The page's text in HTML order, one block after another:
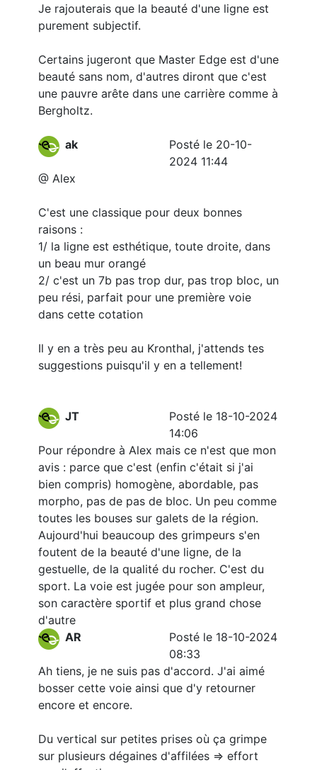
Je rajouterais que la beauté d'une ligne est
purement subjectif.
Certains jugeront que Master Edge est d'une
beauté sans nom, d'autres diront que c'est
une pauvre arête dans une carrière comme à
Bergholtz.
ak
Posté le 20-10-
2024 11:44
@ Alex
C'est une classique pour deux bonnes
raisons :
1/ la ligne est esthétique, toute droite, dans
un beau mur orangé
2/ c'est un 7b pas trop dur, pas trop bloc, un
peu rési, parfait pour une première voie
dans cette cotation
Il y en a très peu au Kronthal, j'attends tes
suggestions puisqu'il y en a tellement!
JT
Posté le 18-10-2024
14:06
Pour répondre à Alex mais ce n'est que mon
avis : parce que c'est (enfin c'était si j'ai
bien compris) homogène, abordable, pas
morpho, pas de pas de bloc. Un peu comme
toutes les bouses sur galets de la région.
Aujourd'hui beaucoup des grimpeurs s'en
foutent de la beauté d'une ligne, de la
gestuelle, de la qualité du rocher. C'est du
sport. La voie est jugée pour son ampleur,
son caractère sportif et plus grand chose
d'autre
AR
Posté le 18-10-2024
08:33
Ah tiens, je ne suis pas d'accord. J'ai aimé
bosser cette voie ainsi que d'y retourner
encore et encore.
Du vertical sur petites prises où ça grimpe
sur plusieurs dégaines d'affilées => effort